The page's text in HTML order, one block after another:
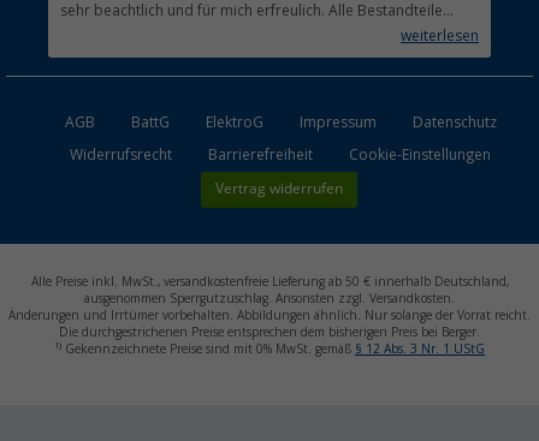
sehr beachtlich und für mich erfreulich. Alle Bestandteile
waren gut verpackt und in Ordnung. Das Gerät (Gasgrill)weiterlesen
AGB BattG ElektroG Impressum
Datenschutz
Widerrufsrecht
Barrierefreiheit Cookie-Einstellungen
Vertrag widerrufen
Alle Preise inkl. MwSt., versandkostenfreie Lieferung ab 50 € innerhalb Deutschland,
ausgenommen Sperrgutzuschlag. Ansonsten zzgl. Versandkosten.
Änderungen und Irrtümer vorbehalten. Abbildungen ähnlich. Nur solange der Vorrat reicht.
Die durchgestrichenen Preise entsprechen dem bisherigen Preis bei Berger.
1) Gekennzeichnete Preise sind mit 0% MwSt. gemäß § 12 Abs. 3 Nr. 1 UStG